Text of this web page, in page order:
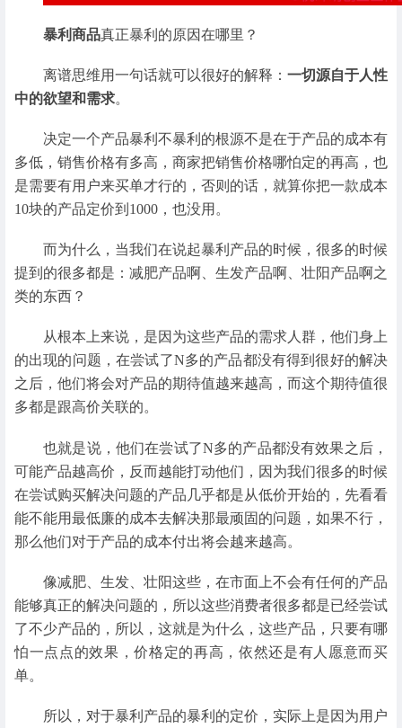
暴利商品真正暴利的原因在哪里？
离谱思维用一句话就可以很好的解释： 一切源自于人性
中的欲望和需求。
决定一个产品暴利不暴利的根源不是在于产品的成本有
多低，销售价格有多高，商家把销售价格哪怕定的再高，也
是需要有用户来买单才行的，否则的话，就算你把一款成本
10块的产品定价到1000，也没用。
而为什么，当我们在说起暴利产品的时候，很多的时候
提到的很多都是：减肥产品啊、生发产品啊、壮阳产品啊之
类的东西？
从根本上来说，是因为这些产品的需求人群，他们身上
的出现的问题，在尝试了N多的产品都没有得到很好的解决
之后，他们将会对产品的期待值越来越高，而这个期待值很
多都是跟高价关联的。
也就是说，他们在尝试了N多的产品都没有效果之后，
可能产品越高价，反而越能打动他们，因为我们很多的时候
在尝试购买解决问题的产品几乎都是从低价开始的，先看看
能不能用最低廉的成本去解决那最顽固的问题，如果不行，
那么他们对于产品的成本付出将会越来越高。
像减肥、生发、壮阳这些，在市面上不会有任何的产品
能够真正的解决问题的，所以这些消费者很多都是已经尝试
了不少产品的，所以，这就是为什么，这些产品，只要有哪
怕一点点的效果，价格定的再高，依然还是有人愿意而买
单。
所以，对于暴利产品的暴利的定价，实际上是因为用户